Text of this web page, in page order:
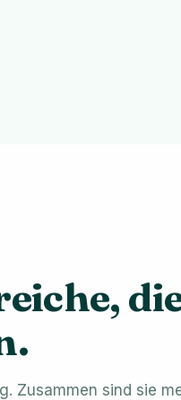
Zusammen sind sie